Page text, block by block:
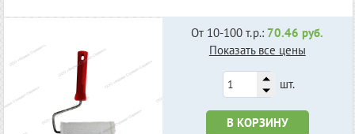
От 10-100 т.р.: 70.46 руб.
Показать все цены
шт.
В КОРЗИНУ